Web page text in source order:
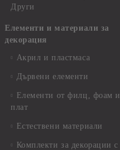
Други
Елементи и материали за
декорация
Акрил и пластмаса
Дървени елементи
Елементи от филц, фоам и
плат
Естествени материали
Комплекти за декорации с